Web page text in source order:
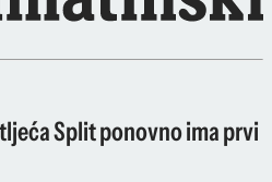
Split ponovno ima prvi